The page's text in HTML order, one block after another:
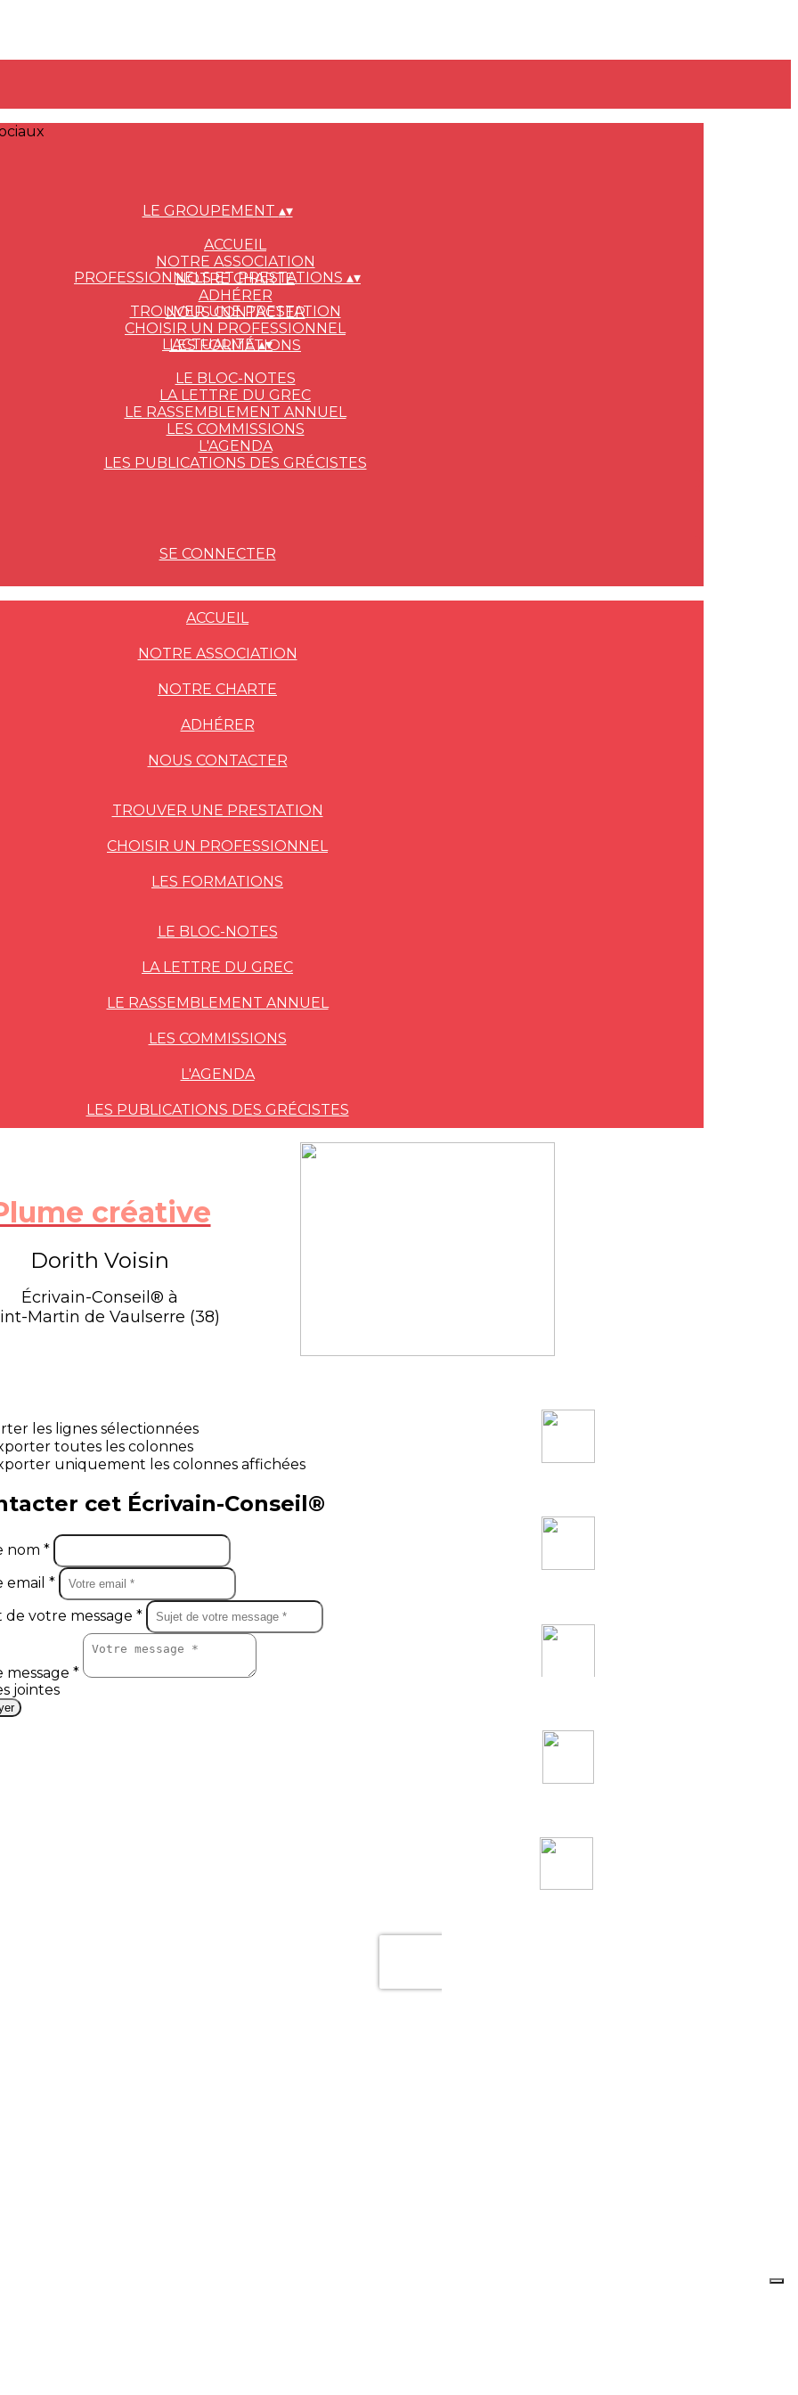
LE GROUPEMENT ▴▾
ACCUEIL
NOTRE ASSOCIATION
NOTRE CHARTE
ADHÉRER
NOUS CONTACTER
PROFESSIONNELS ET PRESTATIONS ▴▾
TROUVER UNE PRESTATION
CHOISIR UN PROFESSIONNEL
LES FORMATIONS
L'ACTUALITÉ▴▾
LE BLOC-NOTES
LA LETTRE DU GREC
LE RASSEMBLEMENT ANNUEL
LES COMMISSIONS
L'AGENDA
LES PUBLICATIONS DES GRÉCISTES
SE CONNECTER
ACCUEIL
NOTRE ASSOCIATION
NOTRE CHARTE
ADHÉRER
NOUS CONTACTER
TROUVER UNE PRESTATION
CHOISIR UN PROFESSIONNEL
LES FORMATIONS
LE BLOC-NOTES
LA LETTRE DU GREC
LE RASSEMBLEMENT ANNUEL
LES COMMISSIONS
L'AGENDA
LES PUBLICATIONS DES GRÉCISTES
créative
Dorith Voisin
Écrivain-Conseil® à
Martin de Vaulserre (38)